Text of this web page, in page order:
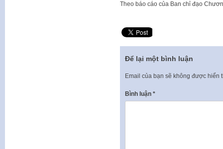
Theo báo cáo của Ban chỉ đạo
Để lại một bình luận
Email của bạn sẽ không được hiển
Bình luận *